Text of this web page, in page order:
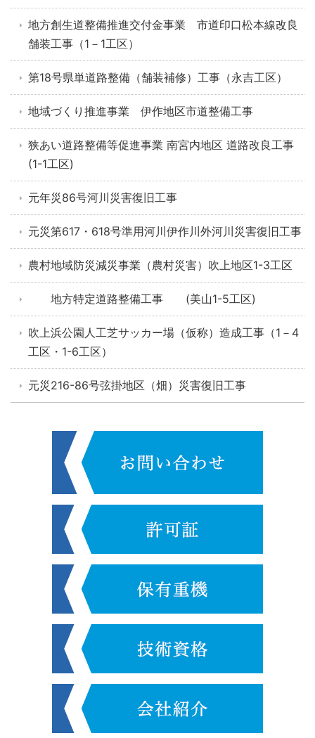
地方創生道整備推進交付金事業 市道印口松本線改良
舗装工事（1－1工区）
第18号県単道路整備（舗装補修）工事（永吉工区）
地域づくり推進事業 伊作地区市道整備工事
狭あい道路整備等促進事業 南宮内地区 道路改良工事
(1-1工区)
元年災86号河川災害復旧工事
元災第617・618号準用河川伊作川外河川災害復旧工事
農村地域防災減災事業（農村災害）吹上地区1-3工区
地方特定道路整備工事 (美山1-5工区)
吹上浜公園人工芝サッカー場（仮称）造成工事（1－4
工区・1-6工区）
元災216-86号弦掛地区（畑）災害復旧工事